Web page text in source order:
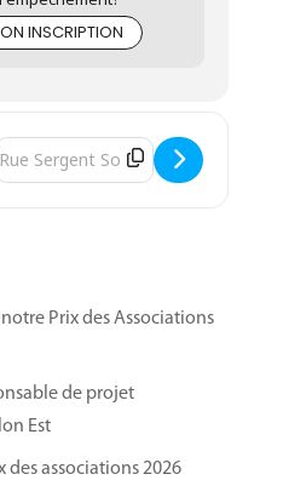
INSCRIPTION
- Séance d'informations -
Address - Séance
Prix des Associations
de projet
Est
des associations 2026